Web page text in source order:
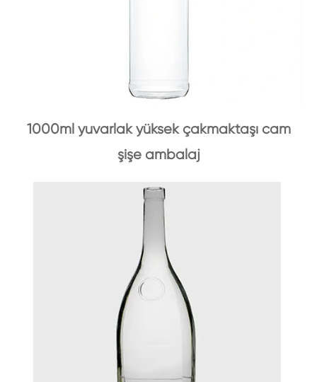
1000ml yuvarlak yüksek çakmaktaşı cam
şişe ambalaj